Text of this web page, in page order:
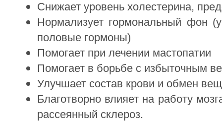
Снижает уровень холестерина,
Нормализует гормональный фон
половые гормоны)
Помогает при лечении мастопатии
Помогает в борьбе с избыточным
Улучшает состав крови и обмен
Благотворно влияет на работу
рассеянный склероз.